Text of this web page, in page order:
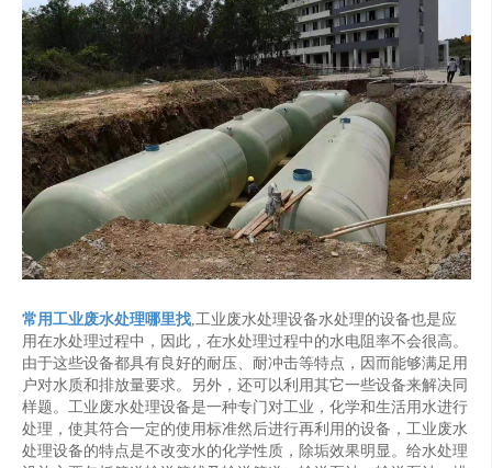
常用工业废水处理哪里找,工业废水处理设备水处理的设备也是应
用在水处理过程中，因此，在水处理过程中的水电阻率不会很高。
由于这些设备都具有良好的耐压、耐冲击等特点，因而能够满足用
户对水质和排放量要求。另外，还可以利用其它一些设备来解决同
样题。工业废水处理设备是一种专门对工业，化学和生活用水进行
处理，使其符合一定的使用标准然后进行再利用的设备，工业废水
处理设备的特点是不改变水的化学性质，除垢效果明显。给水处理